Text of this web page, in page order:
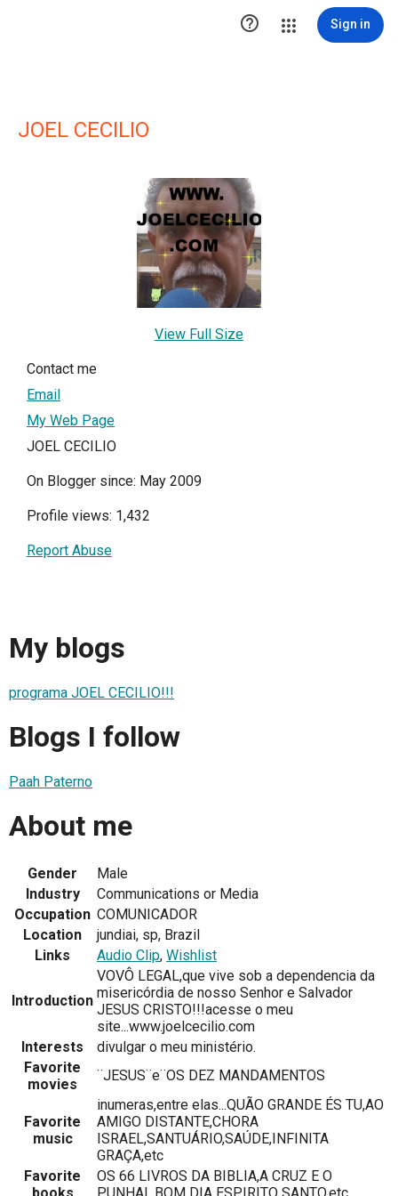
 Sign in
JOEL CECILIO
View Full Size
Contact me
Email
My Web Page
JOEL CECILIO
On Blogger since: May 2009
Profile views: 1,432
Report Abuse
My blogs
programa JOEL CECILIO!!!
Blogs I follow
Paah Paterno
About me
Gender
Male
Industry
Communications or Media
Occupation COMUNICADOR
Location
jundiai, sp, Brazil
Links
Audio Clip, Wishlist
Introduction
VOVÔ LEGAL,que vive sob a dependencia da
misericórdia de nosso Senhor e Salvador
JESUS CRISTO!!!acesse o meu
site...www.joelcecilio.com
Interests
divulgar o meu ministério.
Favorite
movies
¨JESUS¨e¨OS DEZ MANDAMENTOS
Favorite
music
inumeras,entre elas...QUÃO GRANDE ÉS TU,AO
AMIGO DISTANTE,CHORA
ISRAEL,SANTUÁRIO,SAÚDE,INFINITA
GRAÇA,etc
Favorite
books
OS 66 LIVROS DA BIBLIA,A CRUZ E O
PUNHAL,BOM DIA ESPIRITO SANTO,etc